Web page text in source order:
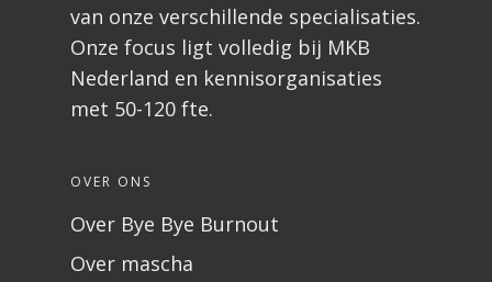
van onze verschillende specialisaties.
Onze focus ligt volledig bij MKB
Nederland en kennisorganisaties
met 50-120 fte.
OVER ONS
Over Bye Bye Burnout
Over mascha